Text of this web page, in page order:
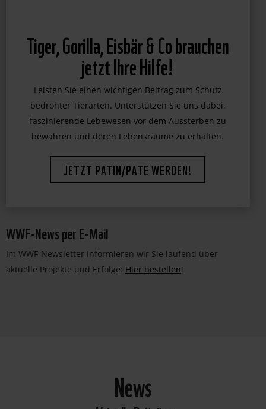
Tiger, Gorilla, Eisbär & Co brauchen
jetzt Ihre Hilfe!
Leisten Sie einen wichtigen Beitrag zum Schutz
bedrohter Tierarten. Unterstützen Sie uns dabei,
faszinierende Lebewesen vor dem Aussterben zu
bewahren und deren Lebensräume zu erhalten.
JETZT PATIN/PATE WERDEN!
WWF-News per E-Mail
Im WWF-Newsletter informieren wir Sie laufend über
aktuelle Projekte und Erfolge: Hier bestellen!
News